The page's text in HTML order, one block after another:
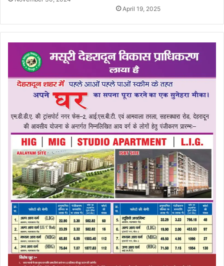
April 19, 2025